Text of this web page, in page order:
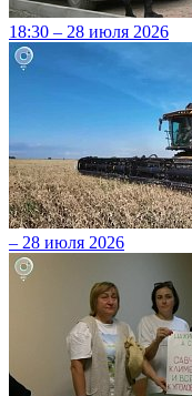
18:30 – 28 июля 2026
– 28 июля 2026